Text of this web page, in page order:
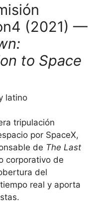
(2021) —
to Space
latino
tripulación
por SpaceX,
de The Last
corporativo de
del
real y aporta